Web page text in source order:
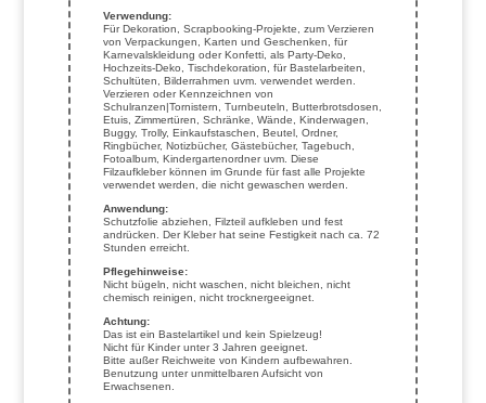
Verwendung:
Für Dekoration, Scrapbooking-Projekte, zum Verzieren
von Verpackungen, Karten und Geschenken, für
Karnevalskleidung oder Konfetti, als Party-Deko,
Hochzeits-Deko, Tischdekoration, für Bastelarbeiten,
Schultüten, Bilderrahmen uvm. verwendet werden.
Verzieren oder Kennzeichnen von
Schulranzen|Tornistern, Turnbeuteln, Butterbrotsdosen,
Etuis, Zimmertüren, Schränke, Wände, Kinderwagen,
Buggy, Trolly, Einkaufstaschen, Beutel, Ordner,
Ringbücher, Notizbücher, Gästebücher, Tagebuch,
Fotoalbum, Kindergartenordner uvm. Diese
Filzaufkleber können im Grunde für fast alle Projekte
verwendet werden, die nicht gewaschen werden.
Anwendung:
Schutzfolie abziehen, Filzteil aufkleben und fest
andrücken. Der Kleber hat seine Festigkeit nach ca. 72
Stunden erreicht.
Pflegehinweise:
Nicht bügeln, nicht waschen, nicht bleichen, nicht
chemisch reinigen, nicht trocknergeeignet.
Achtung:
Das ist ein Bastelartikel und kein Spielzeug!
Nicht für Kinder unter 3 Jahren geeignet.
Bitte außer Reichweite von Kindern aufbewahren.
Benutzung unter unmittelbaren Aufsicht von
Erwachsenen.